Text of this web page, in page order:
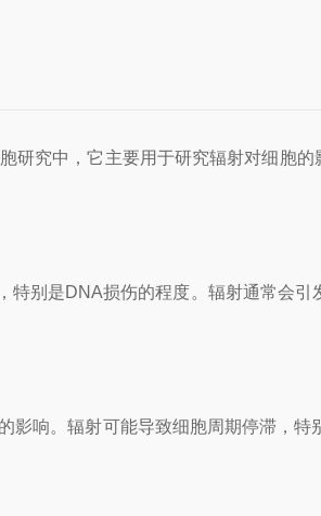
究中，它主要用于研究辐射对细胞的
别是DNA损伤的程度。辐射通常会引
响。辐射可能导致细胞周期停滞，特